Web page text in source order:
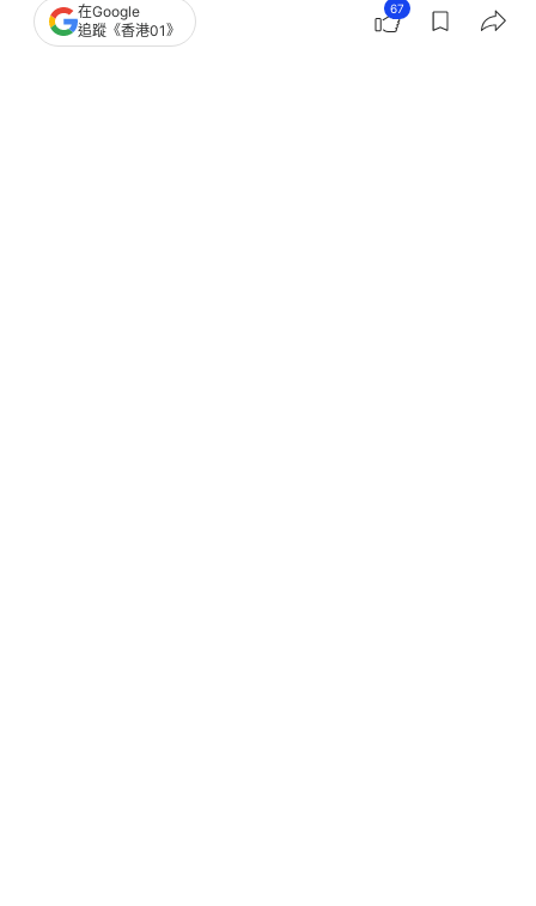
體育 即時體育
在Google
追蹤《香港01》
67